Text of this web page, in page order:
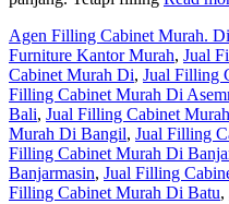
Agen Filling Cabinet Murah.
Furniture Kantor Murah, Jual
Cabinet Murah Di, Jual Filling
Filling Cabinet Murah Di
Bali, Jual Filling Cabinet
Murah Di Bangil, Jual Filling
Filling Cabinet Murah Di
Banjarmasin, Jual Filling
Filling Cabinet Murah Di Batu,